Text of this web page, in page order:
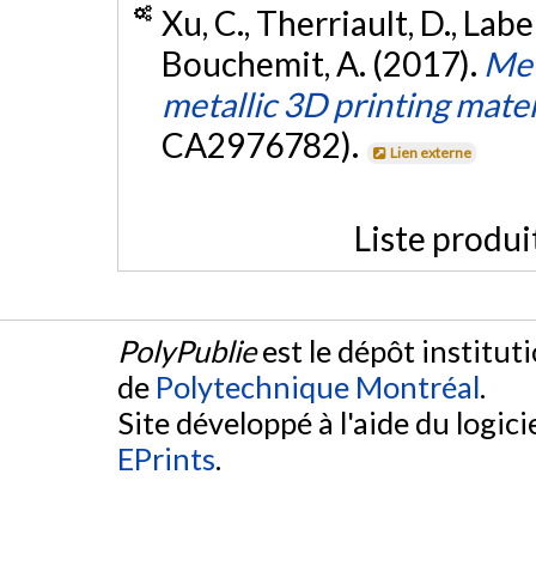
Xu, C., Therriault, D.,
Bouchemit, A. (2017).
metallic 3D printing
CA2976782).
Lien externe
Liste
PolyPublieest le dépôt
de Polytechnique Montréal.
Site développé à l'aide du
EPrints.